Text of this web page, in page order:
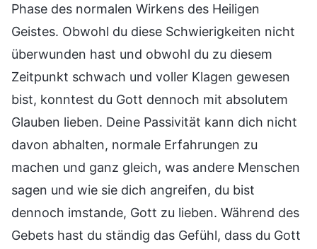
Phase des normalen Wirkens des Heiligen
Geistes. Obwohl du diese Schwierigkeiten nicht
überwunden hast und obwohl du zu diesem
Zeitpunkt schwach und voller Klagen gewesen
bist, konntest du Gott dennoch mit absolutem
Glauben lieben. Deine Passivität kann dich nicht
davon abhalten, normale Erfahrungen zu
machen und ganz gleich, was andere Menschen
sagen und wie sie dich angreifen, du bist
dennoch imstande, Gott zu lieben. Während des
Gebets hast du ständig das Gefühl, dass du Gott